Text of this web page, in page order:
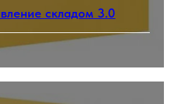
складом 3.0